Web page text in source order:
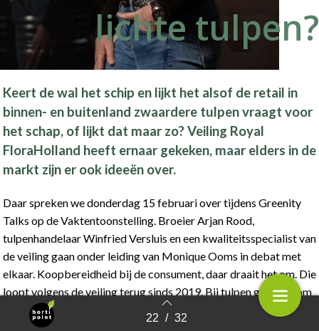
Terug naar overzicht 22 / 32
lichte tulpen?
Keert de wal het schip en lijkt het alsof de retail in
binnen- en buitenland zwaardere tulpen vraagt voor
het schap, of lijkt dat maar zo? Veiling Royal
FloraHolland heeft ernaar gekeken, maar elders in de
markt zijn er ook ideeën over.
Daar spreken we donderdag 15 februari over tijdens Greenity
Talks op de Vaktentoonstelling. Broeier Arjan Rood,
tulpenhandelaar Winfried Versluis en een kwaliteitsspecialist van
de veiling gaan onder leiding van Monique Ooms in debat met
elkaar. Koopbereidheid bij de consument, daar draait het om. Die
loopt volgens de veiling terug sinds 2019. Bij tulpen gaat dat om
een grotere terugloop dan in andere sierteeltproducten: 25 tegen
8 procent terugval. De drie voornaamste redenen om de bos